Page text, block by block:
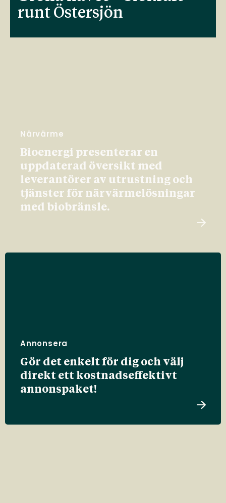
runt Östersjön
Närvärme
Bioenergi presenterar en
uppdaterad översikt med
leverantörer av utrustning och
tjänster för närvärmelösningar
med biobränsle.
Annonsera
Gör det enkelt för dig och välj
direkt ett kostnadseffektivt
annonspaket!